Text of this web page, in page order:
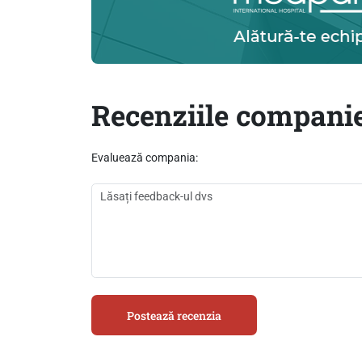
Recenziile
Evaluează compania:
Postează recenzia